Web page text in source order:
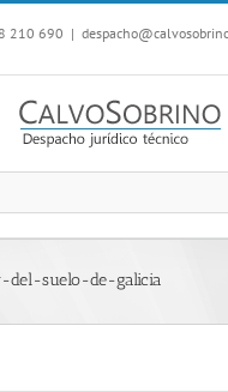
210 690 |
del-suelo-de-galicia